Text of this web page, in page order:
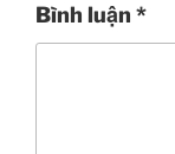
Bình luận *